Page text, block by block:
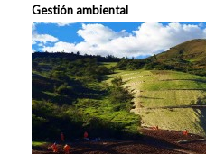
Gestión ambiental